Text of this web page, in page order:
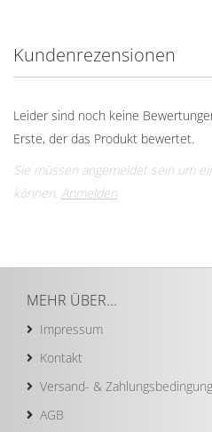
Kundenrezensionen
Leider sind noch keine
Erste, der das Produkt bewertet.
Sie müssen angemeldet sein um
können. Anmelden
MEHR ÜBER...
Impressum
Kontakt
Versand- &
AGB